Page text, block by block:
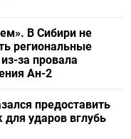
В Сибири не
региональные
за провала
Ан-2
предоставить
для ударов вглубь